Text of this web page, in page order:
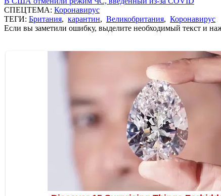
СПЕЦТЕМА: Коронавирус
ТЕГИ: Британия, карантин, Великобритания, Коронавирус
Если вы заметили ошибку, выделите необходимый текст и